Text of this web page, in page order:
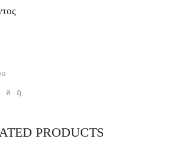
PRODUCTS